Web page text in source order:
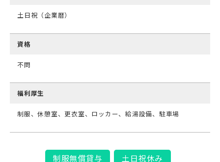
土日祝（企業暦）
資格
不問
福利厚生
制服、休憩室、更衣室、ロッカー、給湯設備、駐車場
制服無償貸与
土日祝休み